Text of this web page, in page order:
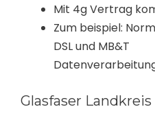
Mit 4g Vertrag
Zum beispiel:
DSL und MB&T
Glasfaser Landkreis